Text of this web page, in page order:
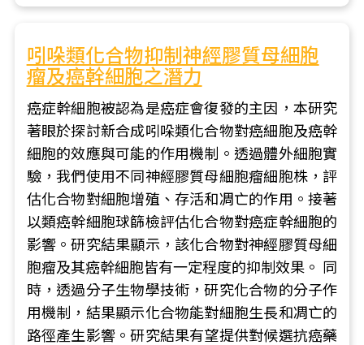
吲哚類化合物抑制神經膠質母細胞
瘤及癌幹細胞之潛力
癌症幹細胞被認為是癌症會復發的主因，本研究
著眼於探討新合成吲哚類化合物對癌細胞及癌幹
細胞的效應與可能的作用機制。透過體外細胞實
驗，我們使用不同神經膠質母細胞瘤細胞株，評
估化合物對細胞增殖、存活和凋亡的作用。接著
以類癌幹細胞球篩檢評估化合物對癌症幹細胞的
影響。研究結果顯示，該化合物對神經膠質母細
胞瘤及其癌幹細胞皆有一定程度的抑制效果。 同
時，透過分子生物學技術，研究化合物的分子作
用機制，結果顯示化合物能對細胞生長和凋亡的
路徑產生影響。研究結果有望提供對候選抗癌藥